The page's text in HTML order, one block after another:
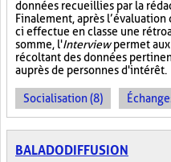
données recueillies par la
Finalement, après
ci effectue en classe une
somme, l'Interviewpermet
récoltant des données
auprès de personnes d'intérêt.
Socialisation (8)
BALADODIFFUSION